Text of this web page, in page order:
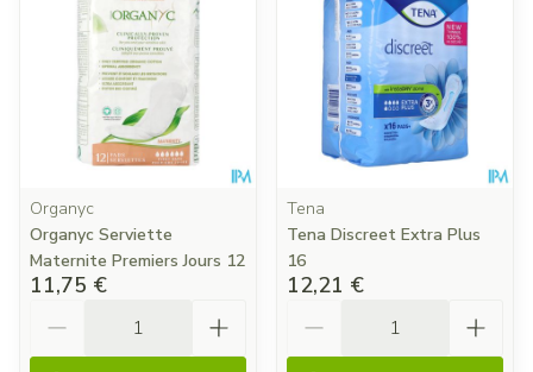
Organyc
Organyc Serviette
Maternite Premiers Jours 12
11,75 €
Tena
Tena Discreet Extra Plus
16
12,21 €